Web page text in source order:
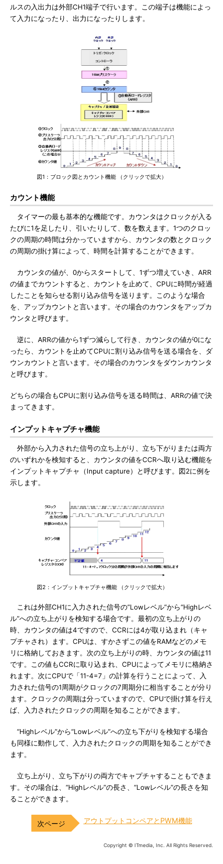
ルスの入出力は外部CH1端子で行います。この端子は機能によっ
て入力になったり、出力になったりします。
図1：ブロック図とカウント機能 （クリックで拡大）
カウント機能
タイマーの最も基本的な機能です。カウンタはクロックが入る
たびに1を足したり、引いたりして、数を数えます。1つのクロッ
クの周期の時間は分かっていますから、カウンタの数とクロック
の周期の掛け算によって、時間を計算することができます。
カウンタの値が、0からスタートして、1ずつ増えていき、ARR
の値までカウントすると、カウントを止めて、CPUに時間が経過
したことを知らせる割り込み信号を送ります。このような場合
を、アップカウントと言います。その場合のカウンタをアップカ
ウンタと呼びます。
逆に、ARRの値から1ずつ減らして行き、カウンタの値が0にな
ったら、カウントを止めてCPUに割り込み信号を送る場合を、ダ
ウンカウントと言います。その場合のカウンタをダウンカウンタ
と呼びます。
どちらの場合もCPUに割り込み信号を送る時間は、ARRの値で決
まってきます。
インプットキャプチャ機能
外部から入力された信号の立ち上がり、立ち下がりまたは両方
のいずれかを検知すると、カウンタの値をCCRへ取り込む機能を
インプットキャプチャ（Input capture）と呼びます。図2に例を
示します。
図2：インプットキャプチャ機能 （クリックで拡大）
これは外部CH1に入力された信号の”Lowレベル”から“Highレベ
ル”への立ち上がりを検知する場合です。最初の立ち上がりの
時、カウンタの値は4ですので、CCRには4が取り込まれ（キャ
プチャされ）ます。CPUは、すかさずこの値をRAMなどのメモ
リに格納しておきます。次の立ち上がりの時、カウンタの値は11
です。この値もCCRに取り込まれ、CPUによってメモリに格納さ
れます。次にCPUで「11-4=7」の計算を行うことによって、入
力された信号の1周期がクロックの7周期分に相当することが分り
ます。クロックの周期は分っていますので、CPUで掛け算を行え
ば、入力されたクロックの周期を知ることができます。
“Highレベル”から“Lowレベル”への立ち下がりを検知する場合
も同様に動作して、入力されたクロックの周期を知ることができ
ます。
立ち上がり、立ち下がりの両方でキャプチャすることもできま
す。その場合は、“Highレベル”の長さ、“Lowレベル”の長さを知
ることができます。
アウトプットコンペアとPWM機能
Copyright © ITmedia, Inc. All Rights Reserved.